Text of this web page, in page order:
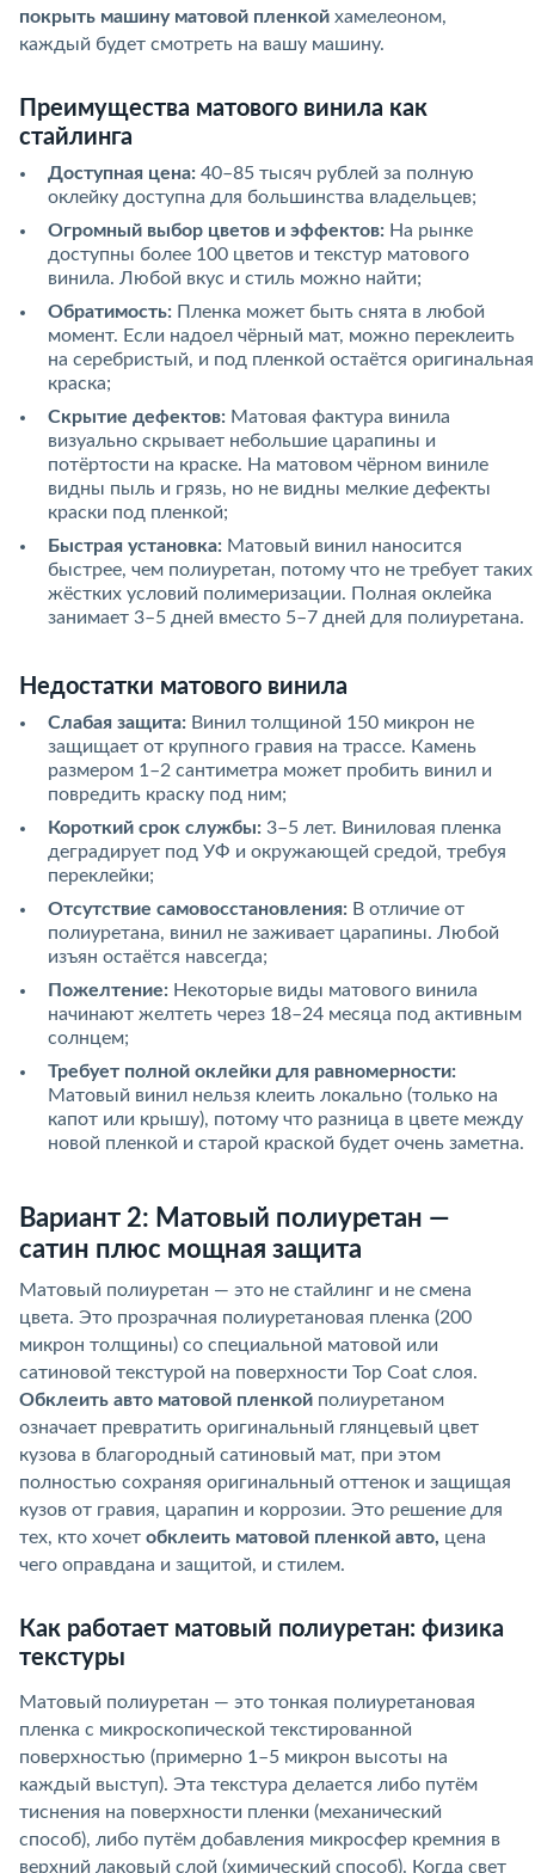
покрыть машину матовой пленкой хамелеоном,
каждый будет смотреть на вашу машину.
Преимущества матового винила как
стайлинга
Доступная цена: 40–85 тысяч рублей за полную
оклейку доступна для большинства владельцев;
Огромный выбор цветов и эффектов: На рынке
доступны более 100 цветов и текстур матового
винила. Любой вкус и стиль можно найти;
Обратимость: Пленка может быть снята в любой
момент. Если надоел чёрный мат, можно переклеить
на серебристый, и под пленкой остаётся оригинальная
краска;
Скрытие дефектов: Матовая фактура винила
визуально скрывает небольшие царапины и
потёртости на краске. На матовом чёрном виниле
видны пыль и грязь, но не видны мелкие дефекты
краски под пленкой;
Быстрая установка: Матовый винил наносится
быстрее, чем полиуретан, потому что не требует таких
жёстких условий полимеризации. Полная оклейка
занимает 3–5 дней вместо 5–7 дней для полиуретана.
Недостатки матового винила
Слабая защита: Винил толщиной 150 микрон не
защищает от крупного гравия на трассе. Камень
размером 1–2 сантиметра может пробить винил и
повредить краску под ним;
Короткий срок службы: 3–5 лет. Виниловая пленка
деградирует под УФ и окружающей средой, требуя
переклейки;
Отсутствие самовосстановления: В отличие от
полиуретана, винил не заживает царапины. Любой
изъян остаётся навсегда;
Пожелтение: Некоторые виды матового винила
начинают желтеть через 18–24 месяца под активным
солнцем;
Требует полной оклейки для равномерности:
Матовый винил нельзя клеить локально (только на
капот или крышу), потому что разница в цвете между
новой пленкой и старой краской будет очень заметна.
Вариант 2: Матовый полиуретан —
сатин плюс мощная защита
Матовый полиуретан — это не стайлинг и не смена
цвета. Это прозрачная полиуретановая пленка (200
микрон толщины) со специальной матовой или
сатиновой текстурой на поверхности Top Coat слоя.
Обклеить авто матовой пленкой полиуретаном
означает превратить оригинальный глянцевый цвет
кузова в благородный сатиновый мат, при этом
полностью сохраняя оригинальный оттенок и защищая
кузов от гравия, царапин и коррозии. Это решение для
тех, кто хочет обклеить матовой пленкой авто, цена
чего оправдана и защитой, и стилем.
Как работает матовый полиуретан: физика
текстуры
Матовый полиуретан — это тонкая полиуретановая
пленка с микроскопической текстированной
поверхностью (примерно 1–5 микрон высоты на
каждый выступ). Эта текстура делается либо путём
тиснения на поверхности пленки (механический
способ), либо путём добавления микросфер кремния в
верхний лаковый слой (химический способ). Когда свет